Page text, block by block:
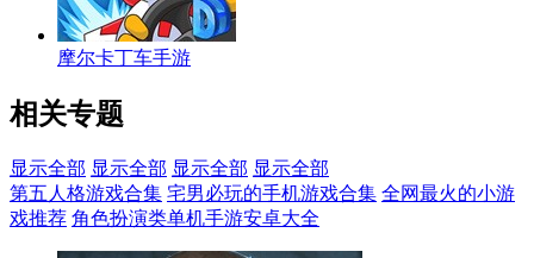
摩尔卡丁车手游
相关专题
显示全部 显示全部 显示全部 显示全部
第五人格游戏合集 宅男必玩的手机游戏合集 全网最火的小游
戏推荐 角色扮演类单机手游安卓大全